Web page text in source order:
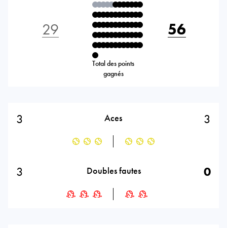
29
Total des points
gagnés
56
3 Aces 3
3 Doubles fautes 0